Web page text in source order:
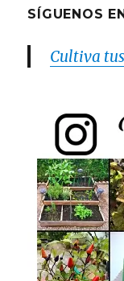
SÍGUENOS
Cultiva